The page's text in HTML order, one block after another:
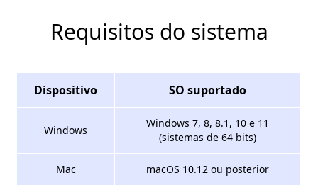
Requisitos do sistema
Dispositivo SO suportado
Windows
Windows 7, 8, 8.1, 10 e 11
(sistemas de 64 bits)
Mac macOS 10.12 ou posterior